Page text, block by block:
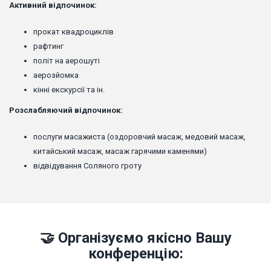
Активний відпочинок:
прокат квадроциклів
рафтинг
політ на аерошуті
аерозйомка
кінні екскурсії та ін.
Розслабляючий відпочинок:
послуги масажиста (оздоровчий масаж, медовий масаж,
китайський масаж, масаж гарячими каменями)
відвідування Соляного гроту
🤝 Організуємо якісно Вашу
конференцію: